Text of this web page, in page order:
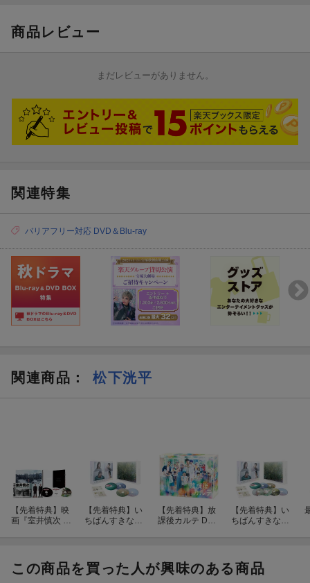
ず、弊社に戻ってきた場合。
・公序良俗に反する行為、法令・条例に違反する行為、犯罪に結
供会社が判断した場合。
※やむを得ない理由により本キャンペーンの変更や中止になる場
合がございます。予めご了承ください。
//www.ponycanyon.co.jp/support/inquiry
問い合わせフォームの受付は24時間可能ですが、ご返信につきま
しては営業時間内となります。
【ポニーキャニオン公式HP】//www.ponycanyon.co.jp/
・その他のお問い合わせ：TCエンタテインメント 商品サポート
センター
//supportform.jp/fms/29a6aa17164853
問い合わせフォームの受付は24時間可能ですが、ご返信につきま
営業時間：月〜金 10：00〜17：00 ※土・日・祝日、年末年始除
く
問い合わせメールの受付は24時間可能ですが、ご返信につきまし
ては営業時間内となります。
[Disc5]
『放課後カルテ Blu-ray BOX』／Blu-rayDisc Video
『放課後カルテ Blu-ray BOX』／Blu-rayDisc Video
商品レビュー
まだレビューがありません。
関連特集
バリアフリー対応 DVD＆Blu-ray
関連商品 ： 松下洸平
【先着特典】映
画『室井慎次 敗
エディション
【Blu-ray】(抽
【先着特典】い
ちばんすきな花
y】(抽選キャン
ペーン応募シリ
【先着特典】放
課後カルテ DVD
日配信))
【先着特典】い
ちばんすきな花
ンペーン応募シ
リアルコード(後
この商品を買った人が興味のある商品